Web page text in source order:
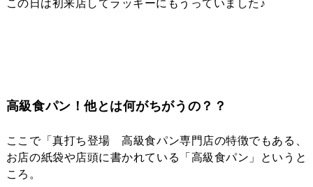
この日は初来店してラッキーにもうっていました♪
高級食パン！他とは何がちがうの？？
ここで「真打ち登場 高級食パン専門店の特徴でもある、
お店の紙袋や店頭に書かれている「高級食パン」というと
ころ。